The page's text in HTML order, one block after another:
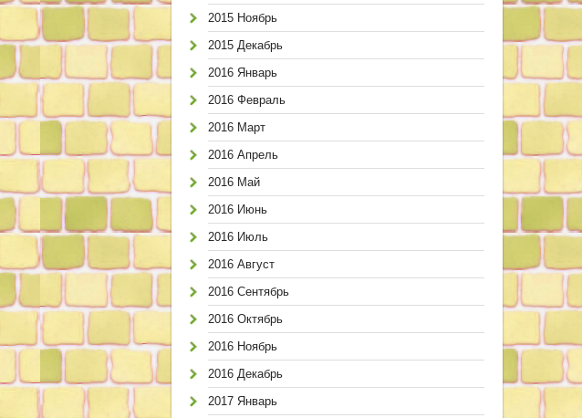
2015 Ноябрь
2015 Декабрь
2016 Январь
2016 Февраль
2016 Март
2016 Апрель
2016 Май
2016 Июнь
2016 Июль
2016 Август
2016 Сентябрь
2016 Октябрь
2016 Ноябрь
2016 Декабрь
2017 Январь